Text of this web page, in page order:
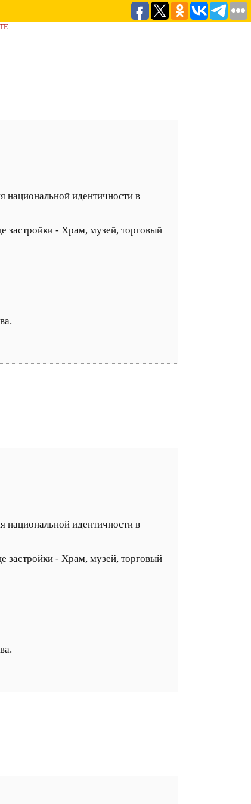
национальной идентичности в
застройки - Храм, музей, торговый
национальной идентичности в
застройки - Храм, музей, торговый